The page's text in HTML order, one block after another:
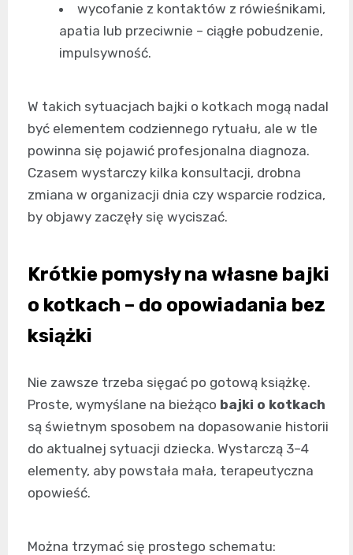
wycofanie z kontaktów z rówieśnikami,
apatia lub przeciwnie – ciągłe pobudzenie,
impulsywność.
W takich sytuacjach bajki o kotkach mogą nadal
być elementem codziennego rytuału, ale w tle
powinna się pojawić profesjonalna diagnoza.
Czasem wystarczy kilka konsultacji, drobna
zmiana w organizacji dnia czy wsparcie rodzica,
by objawy zaczęły się wyciszać.
Krótkie pomysły na własne bajki
o kotkach – do opowiadania bez
książki
Nie zawsze trzeba sięgać po gotową książkę.
Proste, wymyślane na bieżąco bajki o kotkach
są świetnym sposobem na dopasowanie historii
do aktualnej sytuacji dziecka. Wystarczą 3–4
elementy, aby powstała mała, terapeutyczna
opowieść.
Można trzymać się prostego schematu: